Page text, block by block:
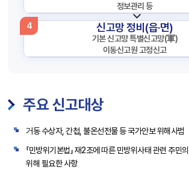
정보관리 등
4 신고망 정비(읍·면)
기본 신고망 특별신고망(軍)
이동신고원 고정신고
주요 신고대상
거동 수상자, 간첩, 불온선전물 등 국가안보 위해사범
「민방위기본법」 재2조에 따른 민방위사태 관련 주민
위해 필요한 사항